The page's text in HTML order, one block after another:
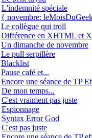
L'indemnité spéciale
{ novembre:
Le collègue qui troll
Différence en XHTML et
Un dimanche de novembre
Le pull serpillère
Blacklist
Pause café et...
Encore une séance de TP
De mon temps...
C'est vraiment pas juste
Espionnage
Syntax Error God
C'est pas juste